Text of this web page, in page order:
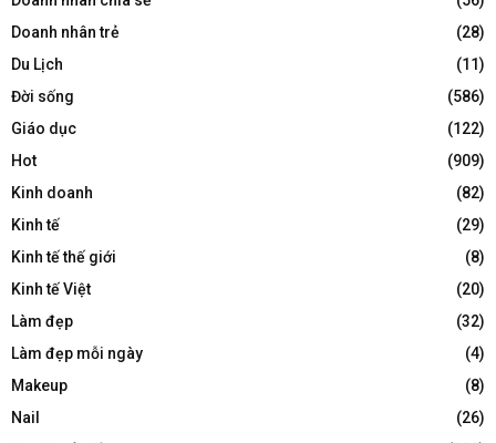
Doanh nhân trẻ
(28)
Du Lịch
(11)
Đời sống
(586)
Giáo dục
(122)
Hot
(909)
Kinh doanh
(82)
Kinh tế
(29)
Kinh tế thế giới
(8)
Kinh tế Việt
(20)
Làm đẹp
(32)
Làm đẹp mỗi ngày
(4)
Makeup
(8)
Nail
(26)